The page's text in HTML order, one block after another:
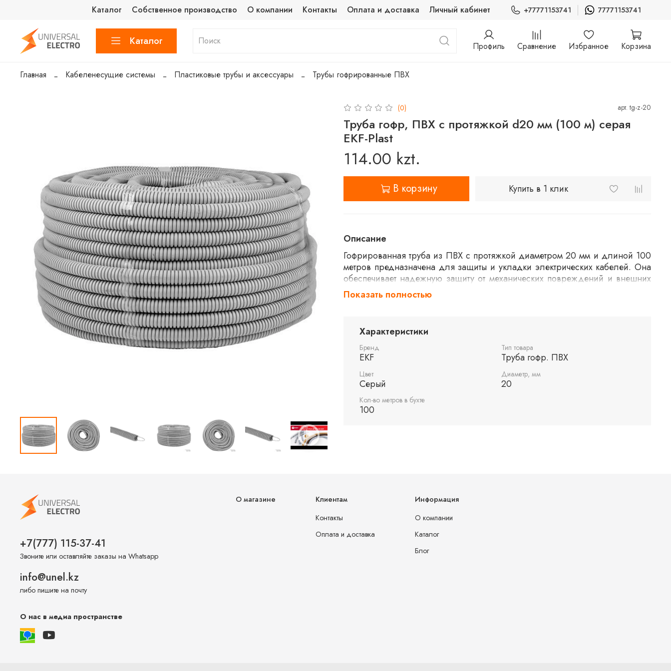
Каталог Собственное производство О компании Контакты Оплата и доставка Личный кабинет +77771153741 77771153741
Каталог Профиль Сравнение Избранное Корзина
Главная Кабеленесущие системы Пластиковые трубы и аксессуары Трубы гофрированные ПВХ
(0) арт.tg-z-20
Труба гофр, ПВХ с протяжкой d20 мм (100 м) серая
EKF-Plast
114.00 kzt.
В корзину Купить в 1 клик
Описание
Гофрированная труба из ПВХ с протяжкой диаметром 20 мм и длиной 100
метров предназначена для защиты и укладки электрических кабелей. Она
обеспечивает надежную защиту от механических повреждений и внешних
воздействий. Гибкость конструкции облегчает монтаж в сложных условиях.
Серый цвет трубы EKF-Plast способствует ее использованию в различных
Показать полностью
Характеристики
Бренд
EKF
Тип товара
Труба гофр. ПВХ
Цвет
Серый
Диаметр, мм
20
Кол-во метров в бухте
100
О магазине
Клиентам
Контакты
Оплата и доставка
Информация
О компании
Каталог
Блог
+7(777) 115-37-41
Звоните или оставляйте заказы на Whatsapp
info@unel.kz
либо пишите на почту
О нас в медиа пространстве